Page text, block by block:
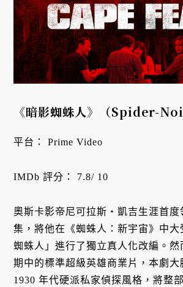
《暗影蜘蛛人》（Spider-
平台： Prime Video
IMDb 評分： 7.8/ 10
奧斯卡影帝尼可拉斯・凱吉生涯首度
集，將他在《蜘蛛人：新宇宙》中大
蜘蛛人」進行了獨立真人化改編。然
期中的標準超級英雄商業片，本劇大
1930 年代硬派私家偵探風格，將整